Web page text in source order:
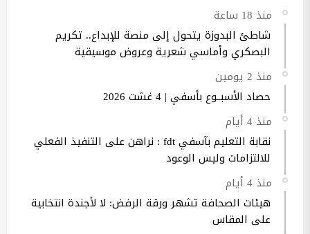
منذ 18 ساعة
شاطئ البدوزة يتحول إلى منصة للإبداع.. تكريم
البصكري وأماسي شعرية وعروض موسيقية
منذ 2 يومين
حصاد الأسبــوع بأسفي | 4 غشت 2026
منذ 4 أيام
نقابة التعليم بآسفي fdt : نراهن على التنفيذ الفعلي
للالتزامات وليس الوعود
منذ 4 أيام
هيئات الصحافة تشهر ورقة الرفض: لا لأجندة انتخابية
على المقاس